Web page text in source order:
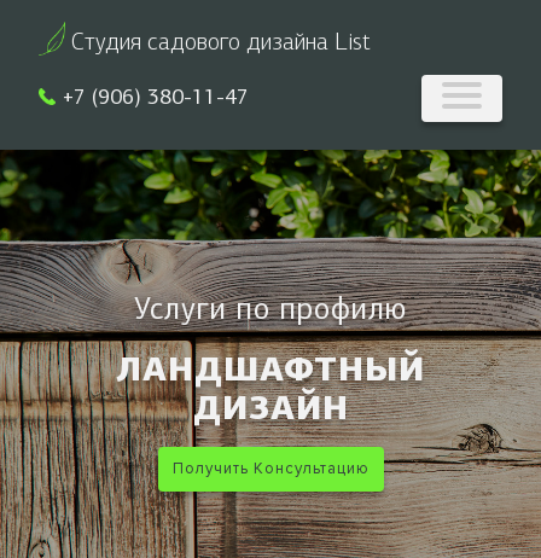
Студия садового дизайна List
+7 (906) 380-11-47
Услуги по профилю
ЛАНДШАФТНЫЙ
ДИЗАЙН
Получить Консультацию